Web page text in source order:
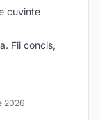
cuvinte
Fii concis,
2026